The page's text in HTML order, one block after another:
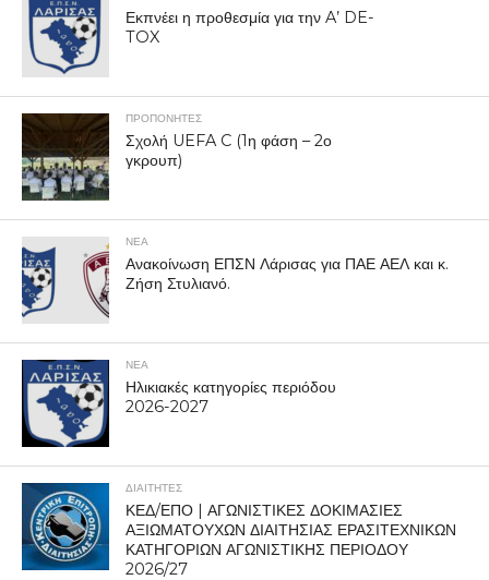
Εκπνέει η προθεσμία για την A’ DE-
TOX
ΠΡΟΠΟΝΗΤΈΣ
Σχολή UEFA C (1η φάση – 2ο
γκρουπ)
ΝΕΑ
Ανακοίνωση ΕΠΣΝ Λάρισας για ΠΑΕ ΑΕΛ και κ.
Ζήση Στυλιανό.
ΝΕΑ
Ηλικιακές κατηγορίες περιόδου
2026-2027
ΔΙΑΙΤΗΤΕΣ
ΚΕΔ/ΕΠΟ | ΑΓΩΝΙΣΤΙΚΕΣ ΔΟΚΙΜΑΣΙΕΣ
ΑΞΙΩΜΑΤΟΥΧΩΝ ΔΙΑΙΤΗΣΙΑΣ ΕΡΑΣΙΤΕΧΝΙΚΩΝ
ΚΑΤΗΓΟΡΙΩΝ ΑΓΩΝΙΣΤΙΚΗΣ ΠΕΡΙΟΔΟΥ
2026/27